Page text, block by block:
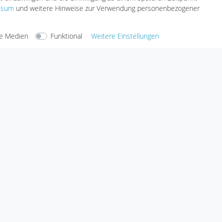
Umwelt & Entsorgung
und weitere Hinweise zur Verwendung personenbezogener
Medien Funktional Weitere Einstellungen